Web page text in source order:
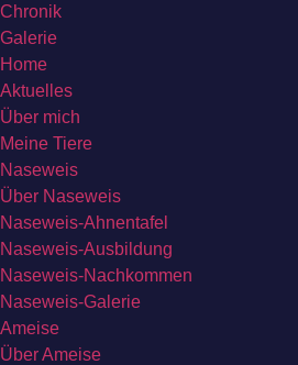
Chronik
Galerie
Home
Aktuelles
Über mich
Meine Tiere
Naseweis
Über Naseweis
Naseweis-Ahnentafel
Naseweis-Ausbildung
Naseweis-Nachkommen
Naseweis-Galerie
Ameise
Über Ameise